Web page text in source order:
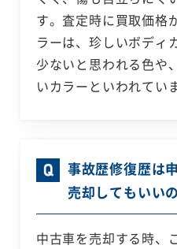
す。査定時に買取価格
ラーは、珍しいボディ
少ないと思われる色や
いカラーといわれてい
事故歴修復歴は
売却してもいい
中古車を売却する時、